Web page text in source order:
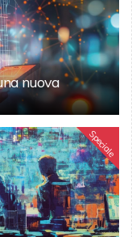
nuova
Speciale